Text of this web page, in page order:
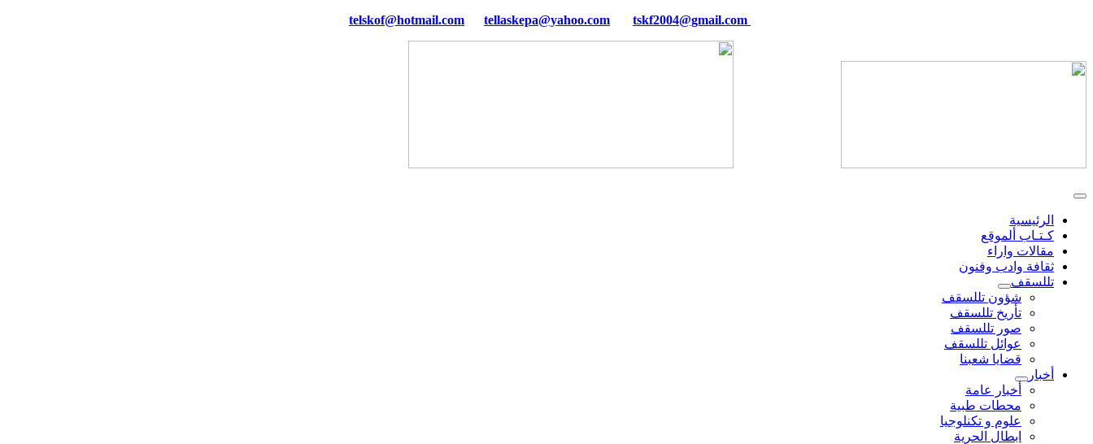
tellaskepa@yahoo.com tskf2004@gmail.com
الرئيسية
كـتـاب ألموقع
مقالات واراء
ثقافة وادب وفنون
تللسقف
شؤون تللسقف
تأريخ تللسقف
صور تللسقف
عوائل تللسقف
قضايا شعبنا
أخبار
أخبار عامة
محطات طبية
علوم و تکنلوجیا
ابطال الحرية